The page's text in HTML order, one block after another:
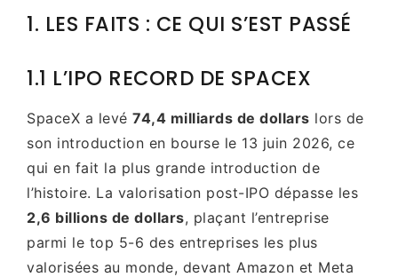
1. LES FAITS : CE QUI S’EST PASSÉ
1.1 L’IPO RECORD DE SPACEX
SpaceX a levé 74,4 milliards de dollars lors de
son introduction en bourse le 13 juin 2026, ce
qui en fait la plus grande introduction de
l’histoire. La valorisation post-IPO dépasse les
2,6 billions de dollars, plaçant l’entreprise
parmi le top 5-6 des entreprises les plus
valorisées au monde, devant Amazon et Meta